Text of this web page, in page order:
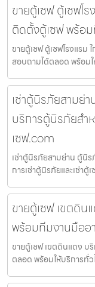
ขายตู้เซฟ ตู้เซฟโ
ติดตั้งตู้เซฟ พร้อ
ขายตู้เซฟ ตู้เซฟโรงแร
สอบถามได้ตลอด พร้อม
เช่าตู้นิรภัยสามย่า
บริการตู้นิรภัยสำ
เซฟ.com
เช่าตู้นิรภัยสามย่าน ตู้นิร
การเช่าตู้นิรภัยและเช่า
ขายตู้เซฟ เขตดิน
พร้อมทีมงานมืออ
ขายตู้เซฟ เขตดินแดง บ
ตลอด พร้อมให้บริการทั่